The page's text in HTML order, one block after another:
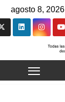
agosto 8, 2026